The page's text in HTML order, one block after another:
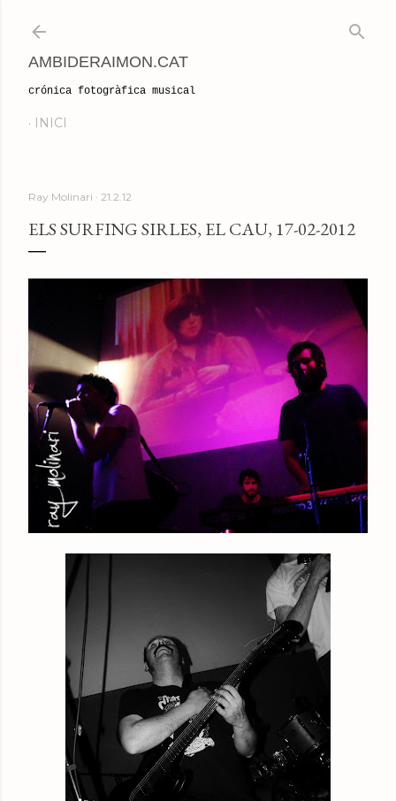
AMBIDERAIMON.CAT
crónica fotogràfica musical
INICI
Ray Molinari 21.2.12
ELS SURFING SIRLES, EL CAU, 17-02-2012